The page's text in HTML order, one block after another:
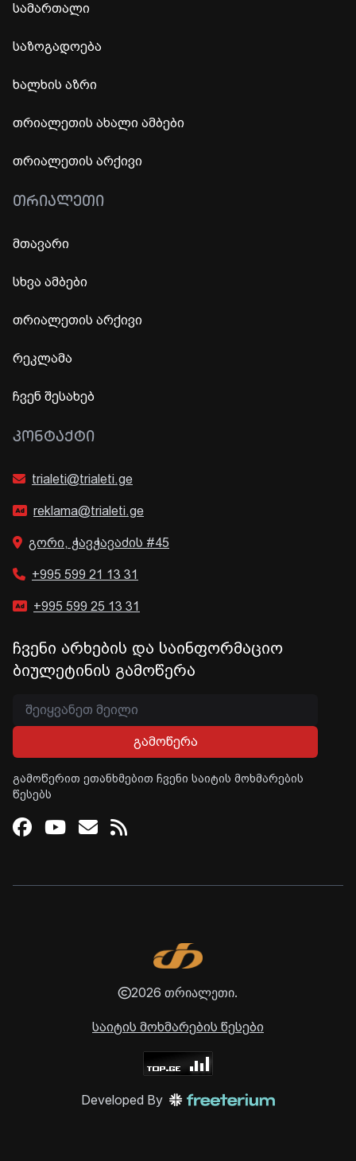
სამართალი
საზოგადოება
ხალხის აზრი
თრიალეთის ახალი ამბები
თრიალეთის არქივი
ᲗᲠᲘᲐᲚᲔᲗᲘ
მთავარი
სხვა ამბები
თრიალეთის არქივი
რეკლამა
ჩვენ შესახებ
ᲙᲝᲜᲢᲐᲥᲢᲘ
trialeti@trialeti.ge
reklama@trialeti.ge
გორი, ჭავჭავაძის #45
+995 599 21 13 31
+995 599 25 13 31
ჩვენი არხების და საინფორმაციო
ბიულეტინის გამოწერა
გამოწერა
გამოწერით ეთანხმებით ჩვენი საიტის მოხმარების
წესებს
Facebook
Youtube
Email
RSS
2026 თრიალეთი.
საიტის მოხმარების წესები
Developed By